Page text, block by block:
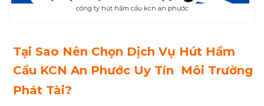
công ty hút hầm cầu kcn an phước
Tại Sao Nên Chọn Dịch Vụ Hút Hầm
Cầu KCN An Phước Uy Tín Môi Trường
Phát Tài?